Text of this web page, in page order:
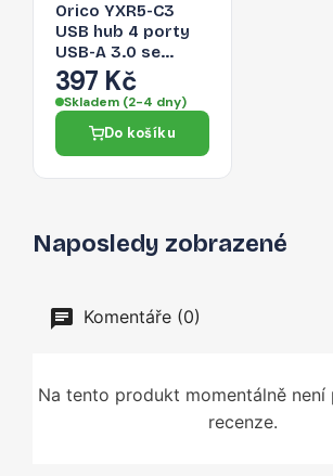
Orico YXR5-C3
USB hub 4 porty
USB-A 3.0 se
čtečkou SD a
microSD 0,3 m –
černý
397 Kč
Skladem (2-4 dny)
Do košíku
Naposledy zobrazené
Komentáře (0)
Na tento produkt momentálně není
recenze.